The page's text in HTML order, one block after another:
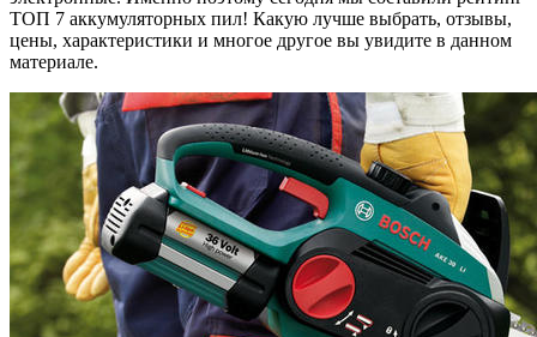
ТОП 7 аккумуляторных пил! Какую лучше выбрать, отзывы,
цены, характеристики и многое другое вы увидите в данном
материале.